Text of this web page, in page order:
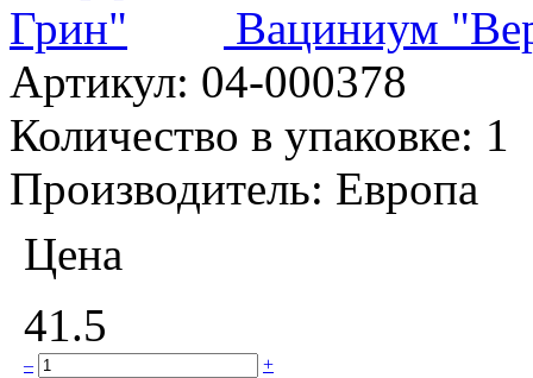
Вациниум
Артикул: 04-000378
Количество в упаковке: 1
Производитель: Европа
Цена
41.5
– +